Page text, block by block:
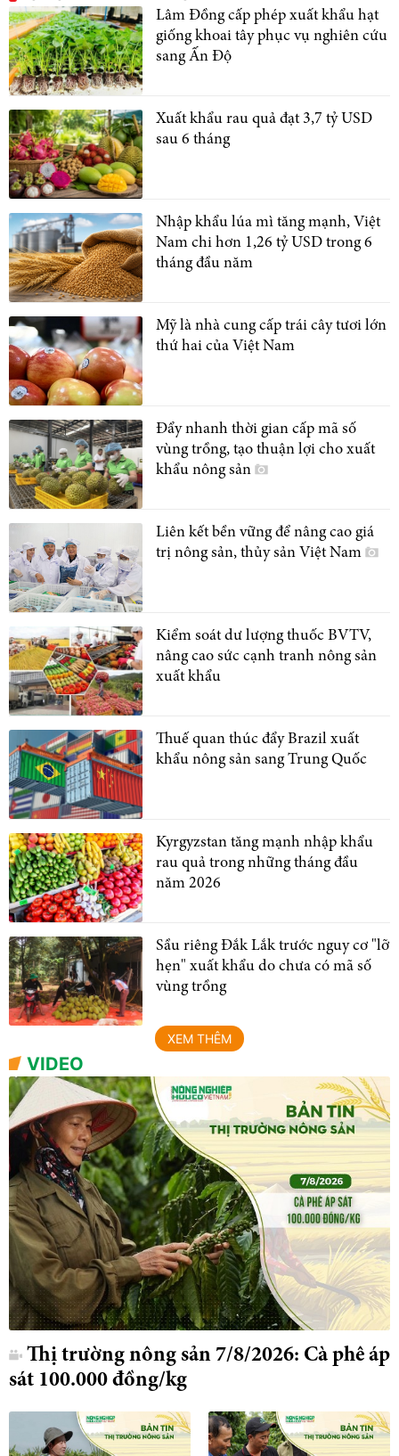
Lâm Đồng cấp phép xuất khẩu hạt
giống khoai tây phục vụ nghiên cứu
sang Ấn Độ
Xuất khẩu rau quả đạt 3,7 tỷ USD
sau 6 tháng
Nhập khẩu lúa mì tăng mạnh, Việt
Nam chi hơn 1,26 tỷ USD trong 6
tháng đầu năm
Mỹ là nhà cung cấp trái cây tươi lớn
thứ hai của Việt Nam
Đẩy nhanh thời gian cấp mã số
vùng trồng, tạo thuận lợi cho xuất
khẩu nông sản
Liên kết bền vững để nâng cao giá
trị nông sản, thủy sản Việt Nam
Kiểm soát dư lượng thuốc BVTV,
nâng cao sức cạnh tranh nông sản
xuất khẩu
Thuế quan thúc đẩy Brazil xuất
khẩu nông sản sang Trung Quốc
Kyrgyzstan tăng mạnh nhập khẩu
rau quả trong những tháng đầu
năm 2026
Sầu riêng Đắk Lắk trước nguy cơ "lỡ
hẹn" xuất khẩu do chưa có mã số
vùng trồng
XEM THÊM
VIDEO
Thị trường nông sản 7/8/2026: Cà phê áp
sát 100.000 đồng/kg